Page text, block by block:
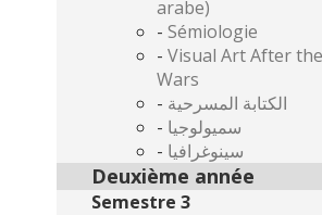
arabe)
- Sémiologie
- Visual Art After
Wars
- الكتابة المسرحية
- سميولوجيا
- سينوغرافيا
Deuxième année
Semestre 3